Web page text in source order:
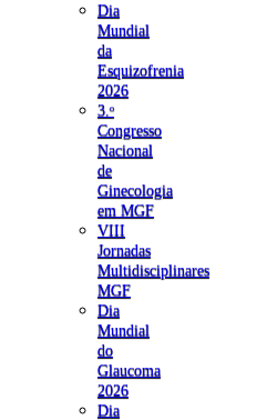
Dia
Mundial
da
Esquizofrenia
2026
3.ᵒ
Congresso
Nacional
de
Ginecologia
em MGF
VIII
Jornadas
Multidisciplinares
MGF
Dia
Mundial
do
Glaucoma
2026
Dia